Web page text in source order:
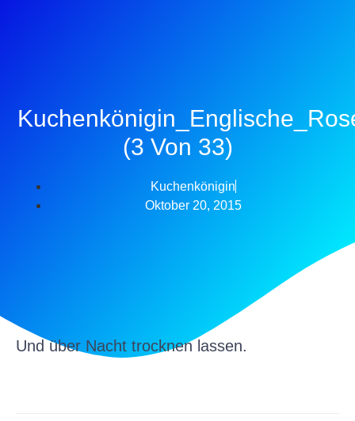
(3 Von 33)
Kuchenkönigin
Oktober 20, 2015
Und über Nacht trocknen lassen.